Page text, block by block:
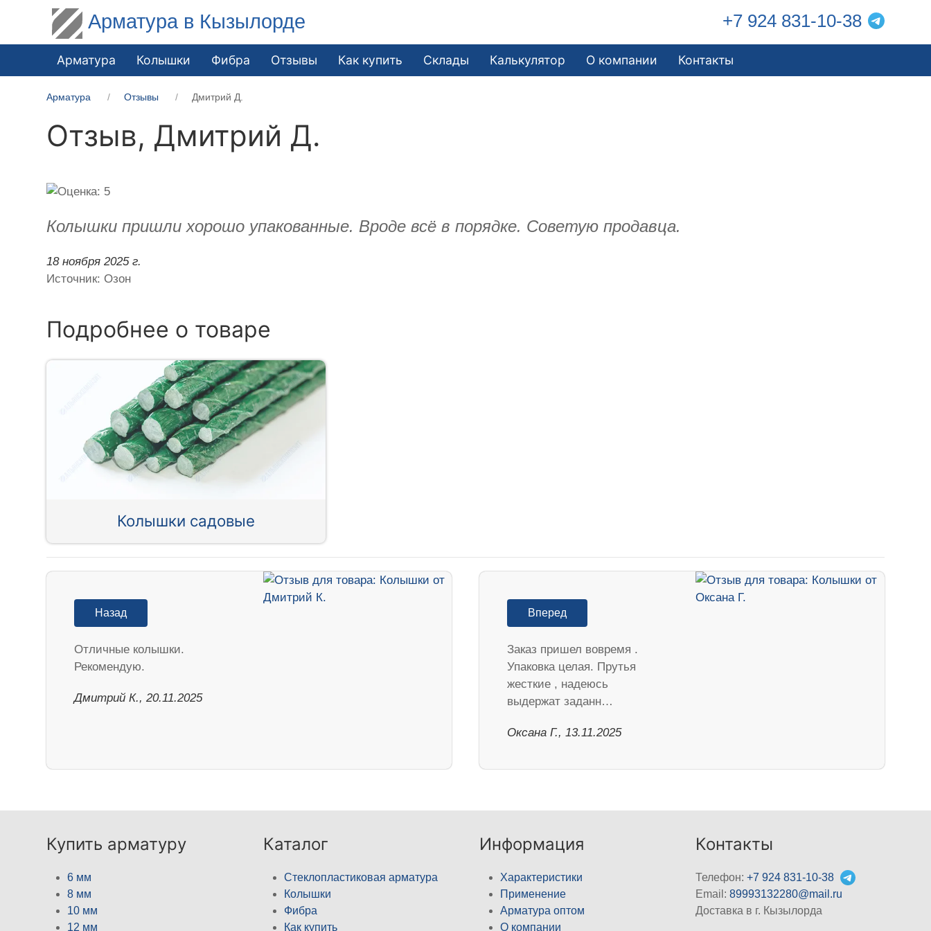
Арматура в Кызылорде +7 924 831-10-38
Арматура Колышки Фибра Отзывы Как купить Склады Калькулятор О компании Контакты
Арматура Отзывы Дмитрий Д.
Отзыв, Дмитрий Д.
Колышки пришли хорошо упакованные. Вроде всё в порядке. Советую продавца.
18 ноября 2025 г.
Источник: Озон
Подробнее о товаре
Колышки садовые
Назад
Отличные колышки.
Рекомендую.
Дмитрий К., 20.11.2025
Вперед
Заказ пришел вовремя .
Упаковка целая. Прутья
жесткие , надеюсь
выдержат заданн…
Оксана Г., 13.11.2025
Купить арматуру
6 мм
8 мм
10 мм
12 мм
Каталог
Стеклопластиковая арматура
Колышки
Фибра
Как купить
Информация
Характеристики
Применение
Арматура оптом
О компании
Контакты
Телефон:+7 924 831-10-38
Email:89993132280@mail.ru
Доставка в г. Кызылорда